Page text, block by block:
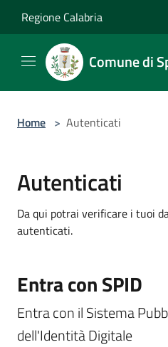
Regione Calabria
Comune di
Home > Autenticati
Autenticati
Da qui potrai verificare i tuoi
autenticati.
Entra con SPID
Entra con il Sistema
dell'Identità Digitale